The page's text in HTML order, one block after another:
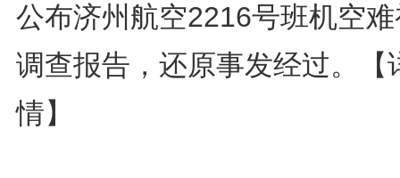
公布济州航空2216号班机空
调查报告，还原事发经过。
情】